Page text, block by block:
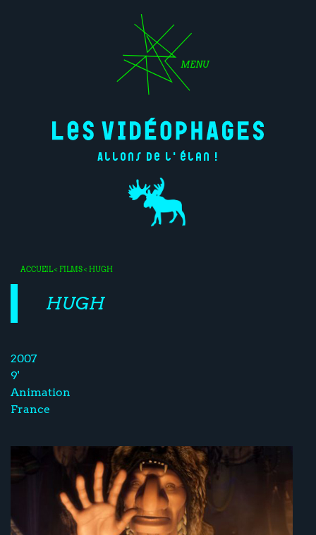
MENU
Allons de l'élan !
ACCUEIL< FILMS< HUGH
HUGH
2007
9'
Animation
France